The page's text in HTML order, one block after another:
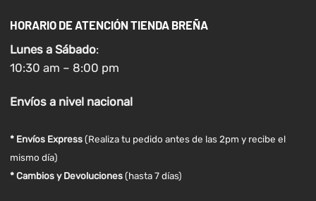
HORARIO DE ATENCIÓN TIENDA BREÑA
Lunes a Sábado:
10:30 am – 8:00 pm
Envíosa nivel nacional
* Envíos Express(Realiza tu pedido antes de las 2pm y recibe el
mismo día)
* Cambios y Devoluciones (hasta 7 días)